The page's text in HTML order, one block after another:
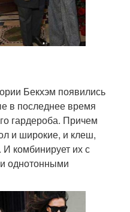
Бекхэм появились
в последнее время
гардероба. Причем
и широкие, и клеш,
комбинирует их с
однотонными